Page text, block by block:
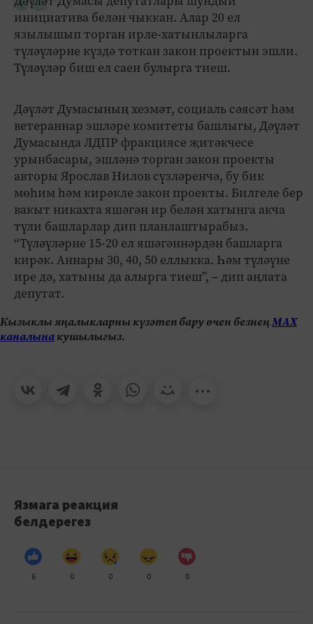
инициатива белән чыккан. Алар 20 ел
язылышып торган ирле-хатынлыларга
түләүләрне күздә тоткан закон проектын эшли.
Түләүләр биш ел саен булырга тиеш.
Дәүләт Думасының хезмәт, социаль сәясәт һәм
ветераннар эшләре комитеты башлыгы, Дәүләт
Думасында ЛДПР фракциясе җитәкчесе
урынбасары, эшләнә торган закон проекты
авторы Ярослав Нилов сүзләренчә, бу бик
мөһим һәм кирәкле закон проекты. Билгеле бер
вакыт никахта яшәгән ир белән хатынга акча
түли башларлар дип планлаштырабыз.
“Түләүләрне 15-20 ел яшәгәннәрдән башларга
кирәк. Аннары 30, 40, 50 еллыкка. Һәм түләүне
ире дә, хатыны да алырга тиеш”, – дип аңлата
депутат.
Кызыклы яңалыкларны күзәтеп бару өчен безнеңМАХ
каналынакушылыгыз.
Язмага реакция
белдерегез
6 0 0 0 0